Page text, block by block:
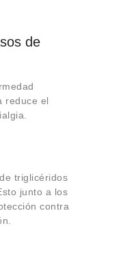
de
reduce el
triglicéridos
junto a los
contra